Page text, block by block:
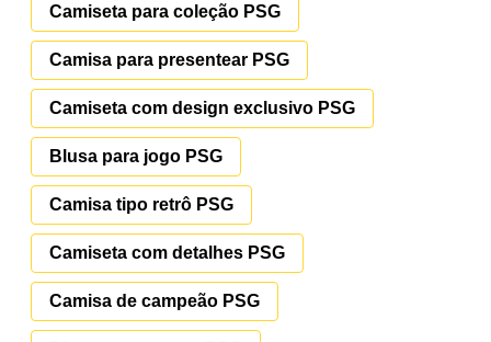
Camiseta para coleção PSG
Camisa para presentear PSG
Camiseta com design exclusivo PSG
Blusa para jogo PSG
Camisa tipo retrô PSG
Camiseta com detalhes PSG
Camisa de campeão PSG